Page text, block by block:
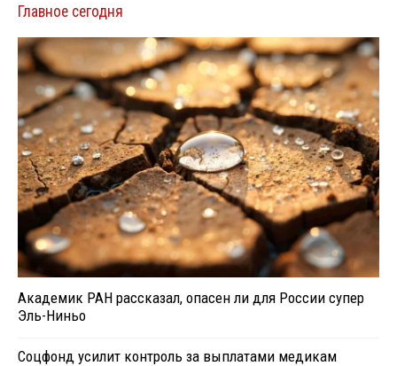
Главное сегодня
Академик РАН рассказал, опасен ли для России супер
Эль-Ниньо
Соцфонд усилит контроль за выплатами медикам